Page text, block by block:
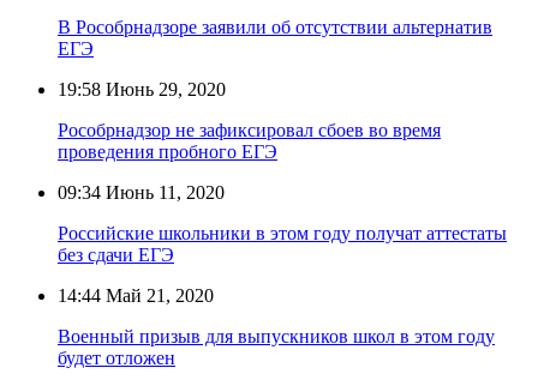
В Рособрнадзоре заявили об отсутствии альтернатив
ЕГЭ
19:58 Июнь 29, 2020
Рособрнадзор не зафиксировал сбоев во время
проведения пробного ЕГЭ
09:34 Июнь 11, 2020
Российские школьники в этом году получат аттестаты
без сдачи ЕГЭ
14:44 Май 21, 2020
Военный призыв для выпускников школ в этом году
будет отложен